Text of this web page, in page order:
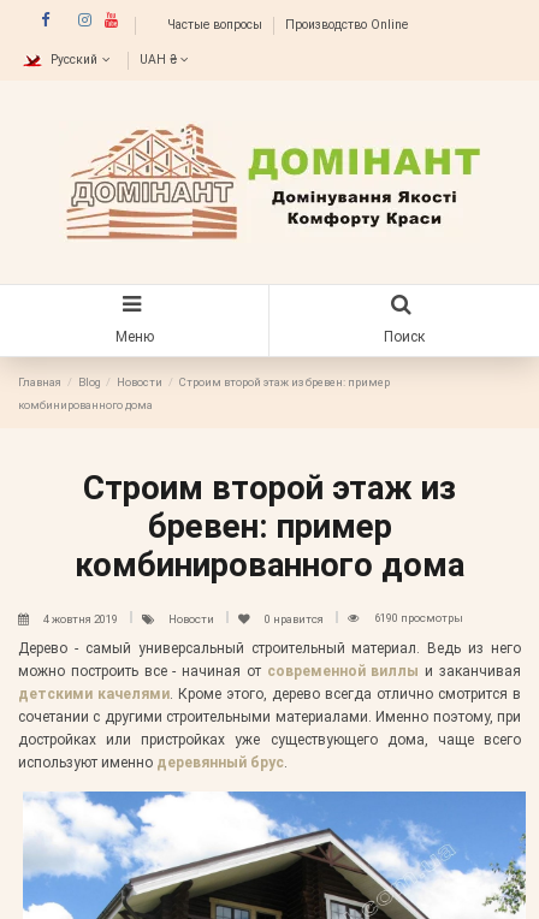
Частые вопросы Производство Online
Русский UAH ₴
Меню Поиск
Главная Blog Новости
Строим второй этаж из бревен: пример
комбинированного дома
Строим второй этаж из
бревен: пример
комбинированного дома
4 жовтня 2019 Новости 0 нравится 6190 просмотры
Дерево - самый универсальный строительный материал. Ведь из него
можно построить все - начиная от современной виллы и заканчивая
детскими качелями. Кроме этого, дерево всегда отлично смотрится в
сочетании с другими строительными материалами. Именно поэтому, при
достройках или пристройках уже существующего дома, чаще всего
используют именно деревянный брус.